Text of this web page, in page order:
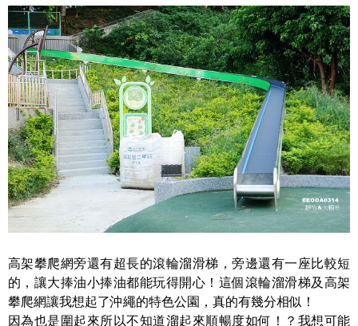
高架攀爬網旁還有超長的滾輪溜滑梯，旁邊還有一座比較短
的，讓大捧油小捧油都能玩得開心！這個滾輪溜滑梯及高架
攀爬網讓我想起了沖繩的特色公園，真的有幾分相似！
因為也是圍起來所以不知道溜起來順暢度如何！？我想可能